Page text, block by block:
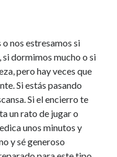
nos estresamos si
dormimos mucho o si
pero hay veces que
Si estás pasando
Si el encierro te
un rato de jugar o
unos minutos y
y sé generoso